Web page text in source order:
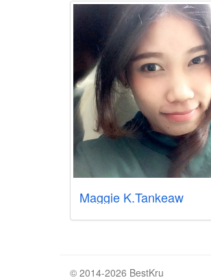
Maggie K.Tankeaw
© 2014-2026 BestKru